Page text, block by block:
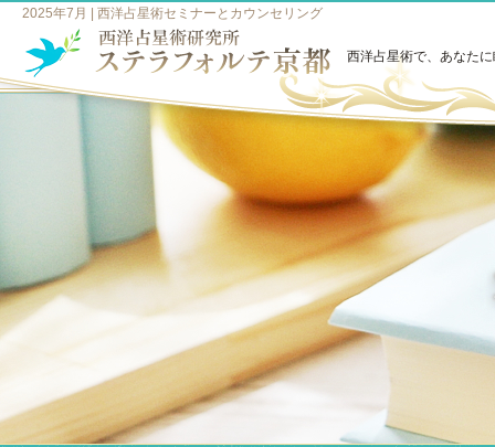
2025年7月 | 西洋占星術セミナーとカウンセリング
西洋占星術で、あなた